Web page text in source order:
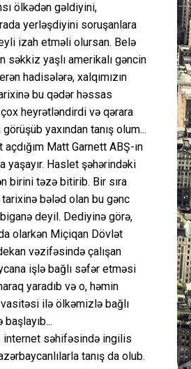
Əlaqə
ölkədən gəldiyini,
yerləşdiyini soruşanlara
izah etməli olursan. Belə
səkkiz yaşlı amerikalı gəncin
hadisələrə, xalqımızın
bu qədər həssas
heyrətləndirdi və qərara
yaxından tanış olum...
açdığım Matt Garnett ABŞ-ın
yaşayır. Haslet şəhərindəki
birini təzə bitirib. Bir sıra
bələd olan bu gənc
deyil. Dediyinə görə,
olarkən Miçiqan Dövlət
vəzifəsində çalışan
işlə bağlı səfər etməsi
yaradıb və o, həmin
ilə ölkəmizlə bağlı
internet səhifəsində ingilis
tanış da olub.